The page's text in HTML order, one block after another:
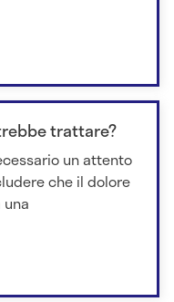
trattare?
un attento
che il dolore